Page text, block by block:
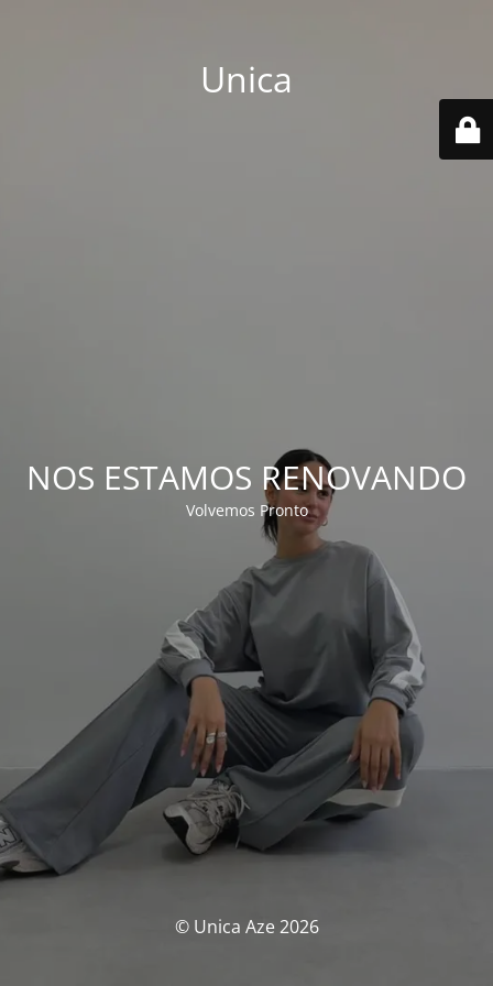
Unica
NOS ESTAMOS RENOVANDO
Volvemos Pronto
© Unica Aze 2026